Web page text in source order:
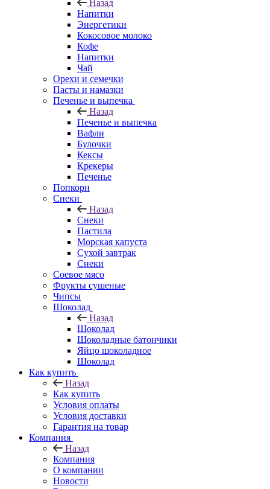
Назад
Напитки
Энергетики
Кокосовое молоко
Кофе
Напитки
Чай
Орехи и семечки
Пасты и намазки
Печенье и выпечка
Назад
Печенье и выпечка
Вафли
Булочки
Кексы
Крекеры
Печенье
Попкорн
Снеки
Назад
Снеки
Пастила
Морская капуста
Сухой завтрак
Снеки
Соевое мясо
Фрукты сушеные
Чипсы
Шоколад
Назад
Шоколад
Шоколадные батончики
Яйцо шоколадное
Шоколад
Как купить
Назад
Как купить
Условия оплаты
Условия доставки
Гарантия на товар
Компания
Назад
Компания
О компании
Новости